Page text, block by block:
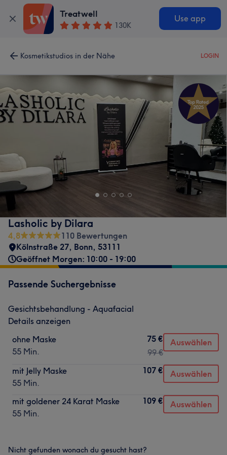
Treatwell
130K
Use app
Kosmetikstudios in der Nähe LOGIN
Lasholic by Dilara
4,8
110 Bewertungen
Kölnstraße 27, Bonn, 53111
Geöffnet Morgen: 10:00 - 19:00
Passende Suchergebnisse
Gesichtsbehandlung - Aquafacial
Details anzeigen
ohne Maske
55 Min.
75 €
99 €
Auswählen
mit Jelly Maske
55 Min.
107 € Auswählen
mit goldener 24 Karat Maske
55 Min.
109 € Auswählen
Nicht gefunden wonach du gesucht hast?